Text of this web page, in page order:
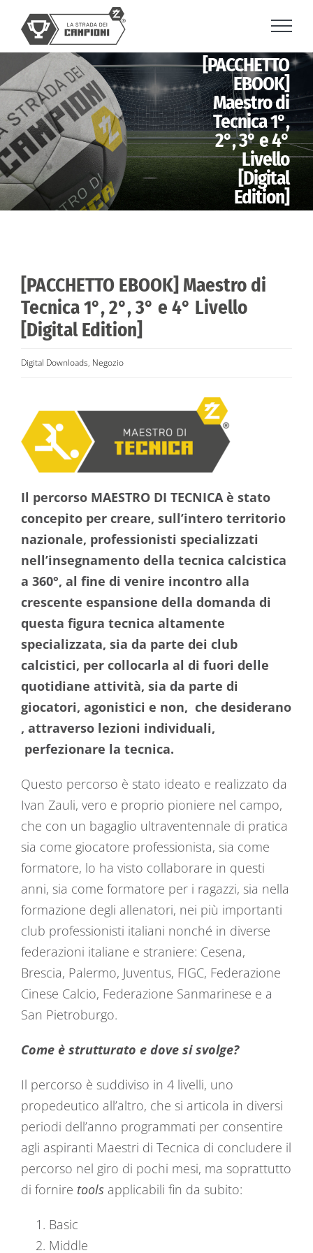
content
[PACCHETTO
EBOOK]
Maestro di
Tecnica 1°,
2°, 3° e 4°
Livello
[Digital
Edition]
[PACCHETTO EBOOK] Maestro di
Tecnica 1°, 2°, 3° e 4° Livello
[Digital Edition]
Digital Downloads, Negozio
Il percorso MAESTRO DI TECNICA è stato
concepito per creare, sull’intero territorio
nazionale, professionisti specializzati
nell’insegnamento della tecnica calcistica
a 360°, al fine di venire incontro alla
crescente espansione della domanda di
questa figura tecnica altamente
specializzata, sia da parte dei club
calcistici, per collocarla al di fuori delle
quotidiane attività, sia da parte di
giocatori, agonistici e non, che desiderano
, attraverso lezioni individuali,
perfezionare la tecnica.
Questo percorso è stato ideato e realizzato da
Ivan Zauli, vero e proprio pioniere nel campo,
che con un bagaglio ultraventennale di pratica
sia come giocatore professionista, sia come
formatore, lo ha visto collaborare in questi
anni, sia come formatore per i ragazzi, sia nella
formazione degli allenatori, nei più importanti
club professionisti italiani nonché in diverse
federazioni italiane e straniere: Cesena,
Brescia, Palermo, Juventus, FIGC, Federazione
Cinese Calcio, Federazione Sanmarinese e a
San Pietroburgo.
Come è strutturato e dove si svolge?
Il percorso è suddiviso in 4 livelli, uno
propedeutico all’altro, che si articola in diversi
periodi dell’anno programmati per consentire
agli aspiranti Maestri di Tecnica di concludere il
percorso nel giro di pochi mesi, ma soprattutto
di fornire tools applicabili fin da subito:
Basic
Middle